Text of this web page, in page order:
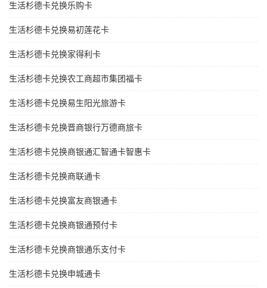
生活杉德卡兑换乐购卡
生活杉德卡兑换易初莲花卡
生活杉德卡兑换家得利卡
生活杉德卡兑换农工商超市集团福卡
生活杉德卡兑换易生阳光旅游卡
生活杉德卡兑换晋商银行万德商旅卡
生活杉德卡兑换商银通汇智通卡智惠卡
生活杉德卡兑换商联通卡
生活杉德卡兑换富友商银通卡
生活杉德卡兑换商银通预付卡
生活杉德卡兑换商银通乐支付卡
生活杉德卡兑换申城通卡